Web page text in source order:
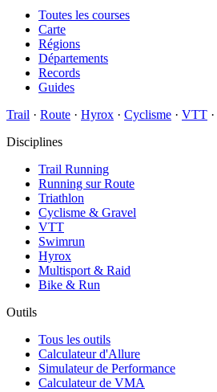
Toutes les courses
Carte
Régions
Départements
Records
Guides
Trail · Route · Hyrox · Cyclisme · VTT ·
Disciplines
Trail Running
Running sur Route
Triathlon
Cyclisme & Gravel
VTT
Swimrun
Hyrox
Multisport & Raid
Bike & Run
Outils
Tous les outils
Calculateur d'Allure
Simulateur de Performance
Calculateur de VMA